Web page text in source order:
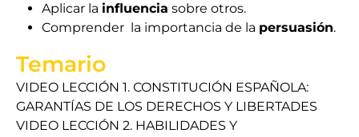
Aplicar la influencia sobre otros.
Comprender la importancia de la persuasión.
Temario
VIDEO LECCIÓN 1. CONSTITUCIÓN ESPAÑOLA:
GARANTÍAS DE LOS DERECHOS Y LIBERTADES
VIDEO LECCIÓN 2. HABILIDADES Y